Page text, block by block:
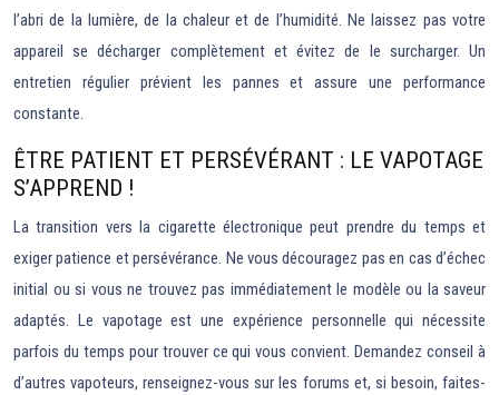
l’abri de la lumière, de la chaleur et de l’humidité. Ne laissez pas votre
appareil se décharger complètement et évitez de le surcharger. Un
entretien régulier prévient les pannes et assure une performance
constante.
ÊTRE PATIENT ET PERSÉVÉRANT : LE VAPOTAGE
S’APPREND !
La transition vers la cigarette électronique peut prendre du temps et
exiger patience et persévérance. Ne vous découragez pas en cas d’échec
initial ou si vous ne trouvez pas immédiatement le modèle ou la saveur
adaptés. Le vapotage est une expérience personnelle qui nécessite
parfois du temps pour trouver ce qui vous convient. Demandez conseil à
d’autres vapoteurs, renseignez-vous sur les forums et, si besoin, faites-